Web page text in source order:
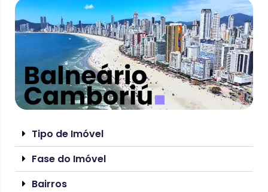
Tipo de Imóvel
Fase do Imóvel
Bairros